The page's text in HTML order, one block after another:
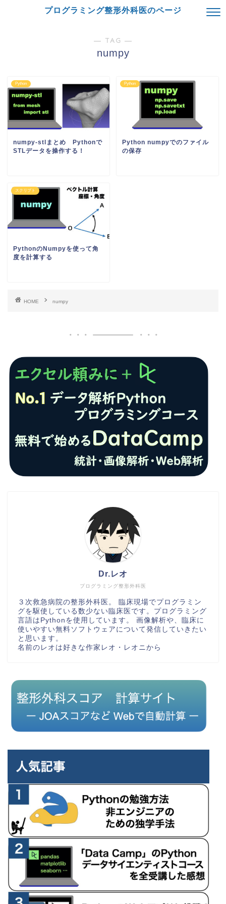
プログラミング整形外科医のページ
― TAG ―
numpy
Python
numpy-stlまとめ Pythonで
STLデータを操作する！
Python
Python numpyでのファイル
の保存
スクリプト
PythonのNumpyを使って角
度を計算する
HOME numpy
プログラミング整形外科医
Dr.レオ
３次救急病院の整形外科医。 臨床現場でプログラミン
グを駆使している数少ない臨床医です。プログラミング
言語はPythonを使用しています。 画像解析や、臨床に
使いやすい無料ソフトウェアについて発信していきたい
と思います。
名前のレオは好きな作家レオ・レオニから